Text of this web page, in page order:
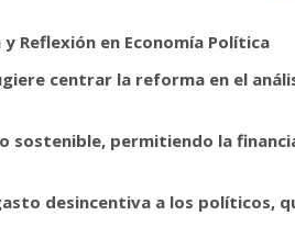
Reflexión en Economía Política
centrar la reforma en el
sostenible, permitiendo la
desincentiva a los políticos,